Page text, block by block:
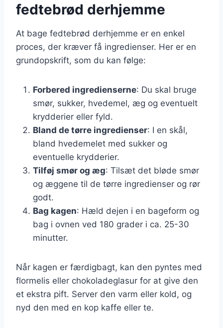
fedtebrød derhjemme
At bage fedtebrød derhjemme er en enkel
proces, der kræver få ingredienser. Her er en
grundopskrift, som du kan følge:
Forbered ingredienserne: Du skal bruge
smør, sukker, hvedemel, æg og eventuelt
krydderier eller fyld.
Bland de tørre ingredienser: I en skål,
bland hvedemelet med sukker og
eventuelle krydderier.
Tilføj smør og æg: Tilsæt det bløde smør
og æggene til de tørre ingredienser og rør
godt.
Bag kagen: Hæld dejen i en bageform og
bag i ovnen ved 180 grader i ca. 25-30
minutter.
Når kagen er færdigbagt, kan den pyntes med
flormelis eller chokoladeglasur for at give den
et ekstra pift. Server den varm eller kold, og
nyd den med en kop kaffe eller te.